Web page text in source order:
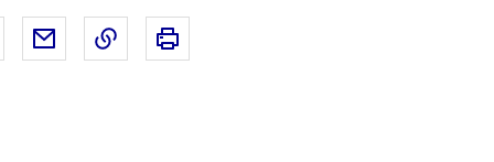
Partager sur Facebook
Partager par emailCopier dans le presse-papier